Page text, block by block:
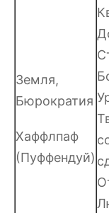
Земля,
Бюрократия
Хаффлпаф
(Пуффендуй)